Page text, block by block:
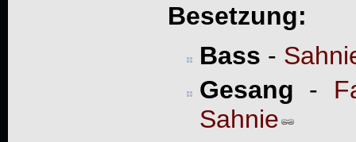
Besetzung:
Bass -
Gesang -
Sahnie